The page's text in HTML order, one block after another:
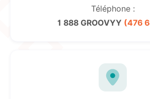
Téléphone :
1 888 GROOVYY (476